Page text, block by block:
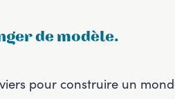
de modèle.
pour construire un